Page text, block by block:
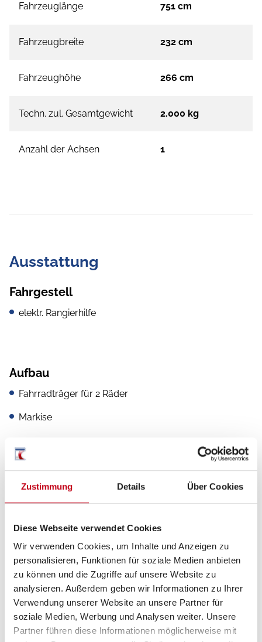
Zustimmung Details Über Cookies
Diese Webseite verwendet Cookies
Wir verwenden Cookies, um Inhalte und Anzeigen zu
personalisieren, Funktionen für soziale Medien anbieten
zu können und die Zugriffe auf unsere Website zu
analysieren. Außerdem geben wir Informationen zu Ihrer
Verwendung unserer Website an unsere Partner für
soziale Medien, Werbung und Analysen weiter. Unsere
Partner führen diese Informationen möglicherweise mit
Fahrzeuglänge 751 cm
Fahrzeugbreite 232 cm
Fahrzeughöhe 266 cm
Techn. zul. Gesamtgewicht 2.000 kg
Anzahl der Achsen 1
Ausstattung
Fahrgestell
elektr. Rangierhilfe
Aufbau
Fahrradträger für 2 Räder
Markise
Grundrissbeschreibung